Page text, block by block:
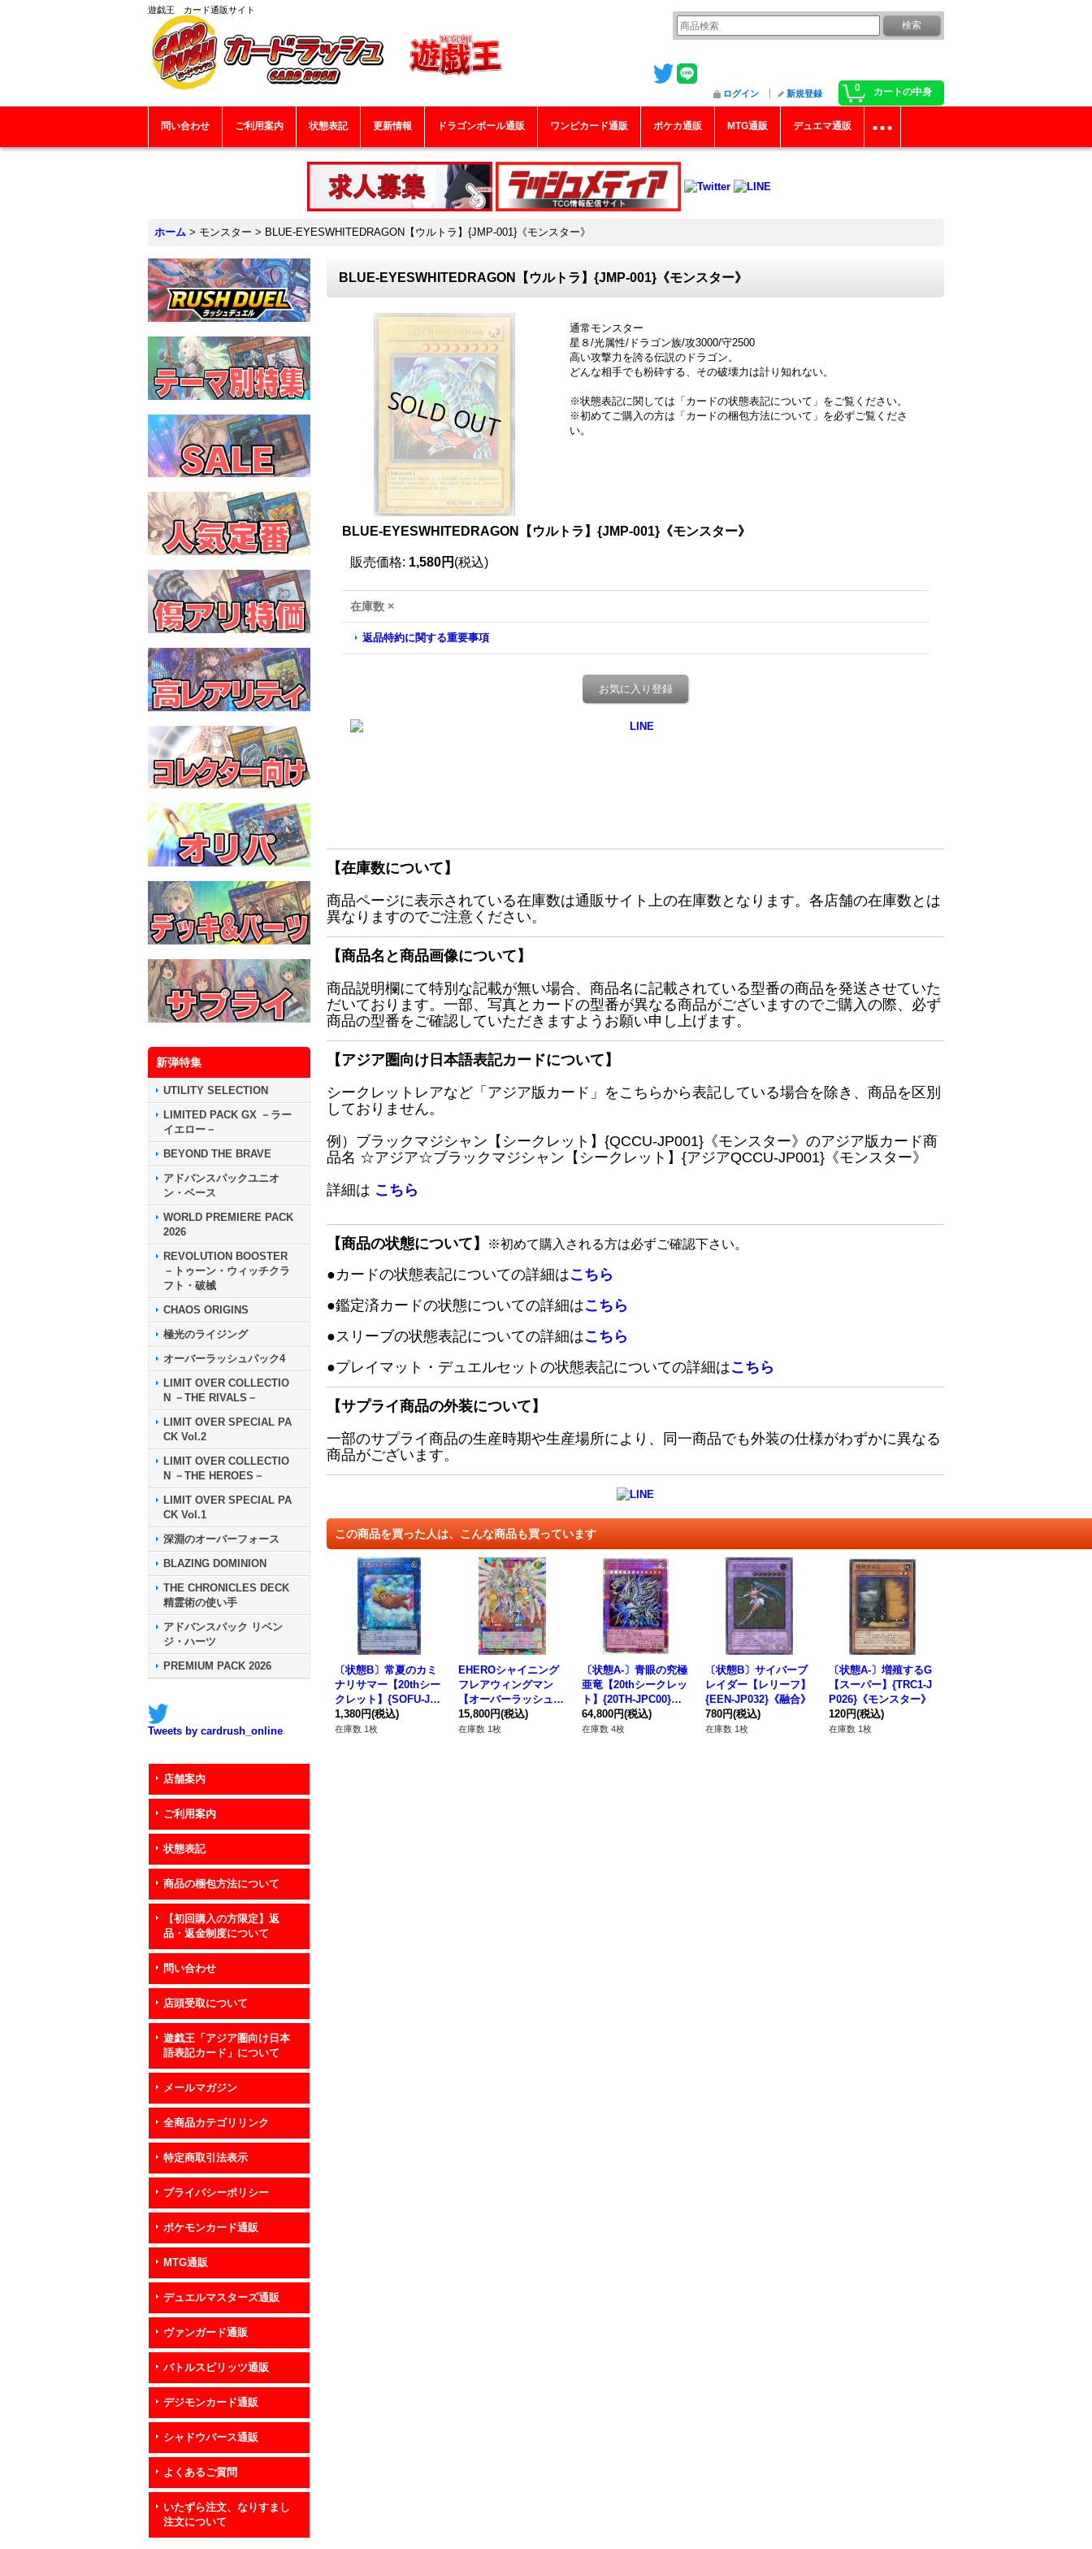
遊戯王 カード通販サイト
0 カートの中身
ログイン 新規登録
問い合わせ ご利用案内 状態表記 更新情報 ドラゴンボール通販 ワンピカード通販 ポケカ通販 MTG通販 デュエマ通販
ホーム > モンスター > BLUE-EYESWHITEDRAGON【ウルトラ】{JMP-001}《モンスター》
新弾特集
UTILITY SELECTION
LIMITED PACK GX －ラー
イエロー－
BEYOND THE BRAVE
アドバンスパックユニオ
ン・ベース
WORLD PREMIERE PACK
2026
REVOLUTION BOOSTER
－トゥーン・ウィッチクラ
フト・破械
CHAOS ORIGINS
極光のライジング
オーバーラッシュパック4
LIMIT OVER COLLECTIO
N －THE RIVALS－
LIMIT OVER SPECIAL PA
CK Vol.2
LIMIT OVER COLLECTIO
N －THE HEROES－
LIMIT OVER SPECIAL PA
CK Vol.1
深淵のオーバーフォース
BLAZING DOMINION
THE CHRONICLES DECK
精霊術の使い手
アドバンスパック リベン
ジ・ハーツ
PREMIUM PACK 2026
Tweets by cardrush_online
店舗案内
ご利用案内
状態表記
商品の梱包方法について
【初回購入の方限定】返
品・返金制度について
問い合わせ
店頭受取について
遊戯王「アジア圏向け日本
語表記カード」について
メールマガジン
全商品カテゴリリンク
特定商取引法表示
プライバシーポリシー
ポケモンカード通販
MTG通販
デュエルマスターズ通販
ヴァンガード通販
バトルスピリッツ通販
デジモンカード通販
シャドウバース通販
よくあるご質問
いたずら注文、なりすまし
注文について
BLUE-EYESWHITEDRAGON【ウルトラ】{JMP-001}《モンスター》
通常モンスター
星８/光属性/ドラゴン族/攻3000/守2500
高い攻撃力を誇る伝説のドラゴン。
どんな相手でも粉砕する、その破壊力は計り知れない。
※状態表記に関しては「 カードの状態表記について」をご覧ください。
※初めてご購入の方は「 カードの梱包方法について」を必ずご覧くださ
い。
BLUE-EYESWHITEDRAGON【ウルトラ】{JMP-001}《モンスター》
販売価格: 1,580円 (税込)
在庫数 ×
返品特約に関する重要事項
お気に入り登録
【在庫数について】
商品ページに表示されている在庫数は通販サイト上の在庫数となります。各店舗の在庫数とは
異なりますのでご注意ください。
【商品名と商品画像について】
商品説明欄にて特別な記載が無い場合、商品名に記載されている型番の商品を発送させていた
だいております。一部、写真とカードの型番が異なる商品がございますのでご購入の際、必ず
商品の型番をご確認していただきますようお願い申し上げます。
【アジア圏向け日本語表記カードについて】
シークレットレアなど「アジア版カード」をこちらから表記している場合を除き、商品を区別
しておりません。
例）ブラックマジシャン【シークレット】{QCCU-JP001}《モンスター》のアジア版カード商
品名 ☆アジア☆ブラックマジシャン【シークレット】{アジアQCCU-JP001}《モンスター》
詳細は こちら
【商品の状態について】 ※初めて購入される方は必ずご確認下さい。
●カードの状態表記についての詳細はこちら
●鑑定済カードの状態についての詳細はこちら
●スリーブの状態表記についての詳細はこちら
●プレイマット・デュエルセットの状態表記についての詳細はこちら
【サプライ商品の外装について】
一部のサプライ商品の生産時期や生産場所により、同一商品でも外装の仕様がわずかに異なる
商品がございます。
この商品を買った人は、こんな商品も買っています
〔状態B〕常夏のカミ
ナリサマー【20thシー
クレット】{SOFU-JP
049}《リンク》
1,380円(税込)
在庫数 1枚
EHEROシャイニング
フレアウィングマン
【オーバーラッシュレ
ア】{RD/KP18-JP000}
《RDフュージョン》
15,800円(税込)
在庫数 1枚
〔状態A-〕青眼の究極
亜竜【20thシークレッ
ト】{20TH-JPC00}
《融合》
64,800円(税込)
在庫数 4枚
〔状態B〕サイバーブ
レイダー【レリーフ】
{EEN-JP032}《融合》
780円(税込)
在庫数 1枚
〔状態A-〕増殖するG
【スーパー】{TRC1-J
P026}《モンスター》
120円(税込)
在庫数 1枚